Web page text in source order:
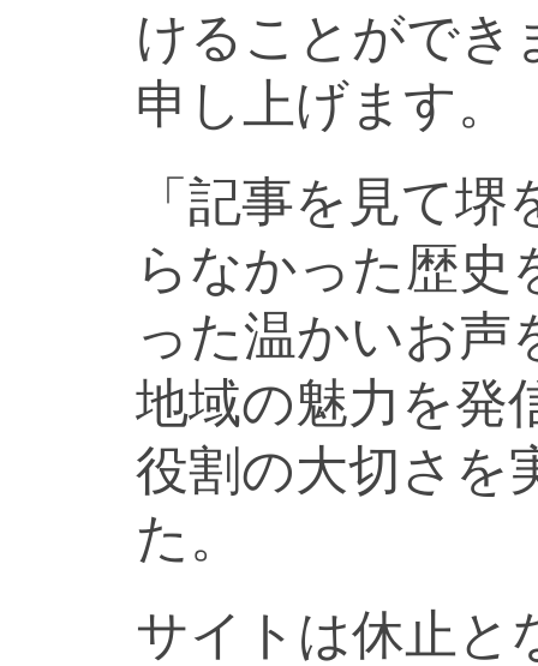
けることができ
申し上げます。
「記事を見て
らなかった歴史
った温かいお声
地域の魅力を発
役割の大切さを
た。
サイトは休止と